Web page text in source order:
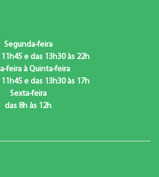
Segunda-feira
e das 13h30 às 22h
feira à Quinta-feira
e das 13h30 às 17h
Sexta-feira
das 8h às 12h